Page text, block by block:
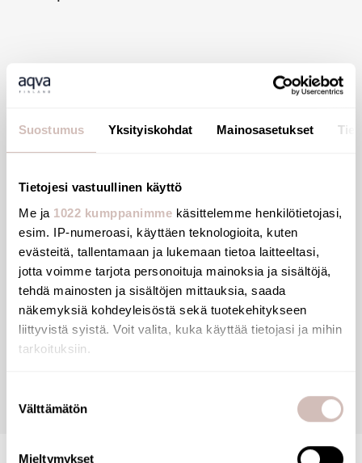
Suostumus Yksityiskohdat Mainosasetukset
Tietojesi vastuullinen käyttö
Me ja 1022 kumppanimme käsittelemme henkilötietojasi,
esim. IP-numeroasi, käyttäen teknologioita, kuten
evästeitä, tallentamaan ja lukemaan tietoa laitteeltasi,
jotta voimme tarjota personoituja mainoksia ja sisältöjä,
tehdä mainosten ja sisältöjen mittauksia, saada
näkemyksiä kohdeyleisöstä sekä tuotekehitykseen
liittyvistä syistä. Voit valita, kuka käyttää tietojasi ja mihin
tarkoituksiin.
Kerätä tietoja maantieteellisestä sijainnistasi,
Tunnistaa laitteesi skannaamalla sen ominaispiirteitä
valinta
Välttämätön
Mieltymykset
Push-fit connector M24/100 for tap filters.
Vandal-resistant model: tamperproof connector to
avoid any vandalism or unauthorised use or removal
10-year warranty.
Files
Reviews